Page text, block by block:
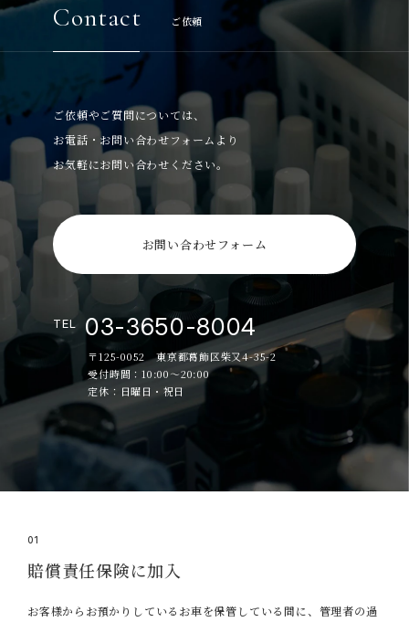
Contact ご依頼
ご依頼やご質問については、
お電話・お問い合わせフォームより
お気軽にお問い合わせください。
お問い合わせフォーム
TEL 03-3650-8004
〒125-0052 東京都葛飾区柴又4-35-2
受付時間：10:00～20:00
定休：日曜日・祝日
01
賠償責任保険に加入
お客様からお預かりしているお車を保管している間に、管理者の過